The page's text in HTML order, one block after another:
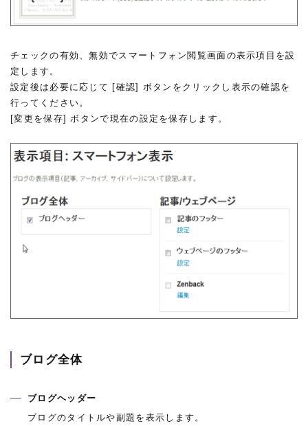
チェックの有効、無効でスマートフォン閲覧画面の表示項目を設
定します。
設定後は必要に応じて [確認] ボタンをクリックし表示の確認を
行ってください。
[変更を保存] ボタンで現在の設定を保存します。
ブログ全体
ブログヘッダー
ブログのタイトルや副題を表示します。